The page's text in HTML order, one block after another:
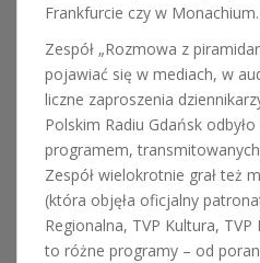
Frankfurcie czy w Monachium.
Zespół „Rozmowa z
pojawiać się w mediach, w
liczne zaproszenia
Polskim Radiu Gdańsk
programem,
Zespół wielokrotnie grał też
(która objęła oficjalny
Regionalna, TVP Kultura,
to różne programy – od